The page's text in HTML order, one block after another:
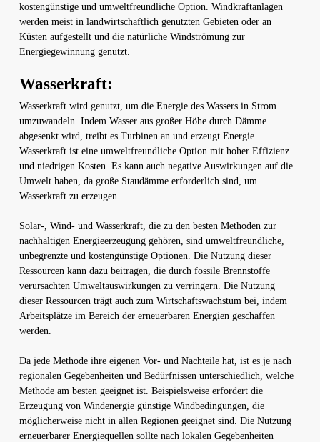
kostengünstige und umweltfreundliche Option. Windkraftanlagen
werden meist in landwirtschaftlich genutzten Gebieten oder an
Küsten aufgestellt und die natürliche Windströmung zur
Energiegewinnung genutzt.
Wasserkraft:
Wasserkraft wird genutzt, um die Energie des Wassers in Strom
umzuwandeln. Indem Wasser aus großer Höhe durch Dämme
abgesenkt wird, treibt es Turbinen an und erzeugt Energie.
Wasserkraft ist eine umweltfreundliche Option mit hoher Effizienz
und niedrigen Kosten. Es kann auch negative Auswirkungen auf die
Umwelt haben, da große Staudämme erforderlich sind, um
Wasserkraft zu erzeugen.
Solar-, Wind- und Wasserkraft, die zu den besten Methoden zur
nachhaltigen Energieerzeugung gehören, sind umweltfreundliche,
unbegrenzte und kostengünstige Optionen. Die Nutzung dieser
Ressourcen kann dazu beitragen, die durch fossile Brennstoffe
verursachten Umweltauswirkungen zu verringern. Die Nutzung
dieser Ressourcen trägt auch zum Wirtschaftswachstum bei, indem
Arbeitsplätze im Bereich der erneuerbaren Energien geschaffen
werden.
Da jede Methode ihre eigenen Vor- und Nachteile hat, ist es je nach
regionalen Gegebenheiten und Bedürfnissen unterschiedlich, welche
Methode am besten geeignet ist. Beispielsweise erfordert die
Erzeugung von Windenergie günstige Windbedingungen, die
möglicherweise nicht in allen Regionen geeignet sind. Die Nutzung
erneuerbarer Energiequellen sollte nach lokalen Gegebenheiten